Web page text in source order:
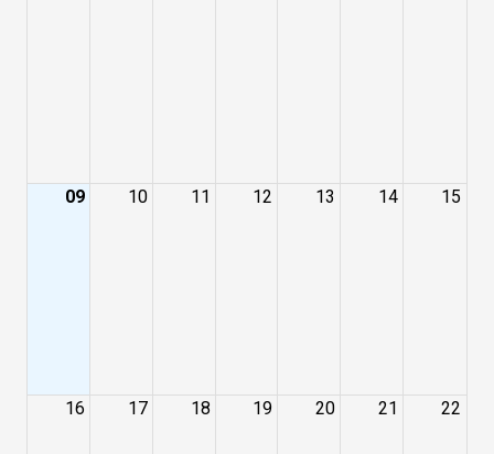
09 10 11 12 13 14 15
16 17 18 19 20 21 22